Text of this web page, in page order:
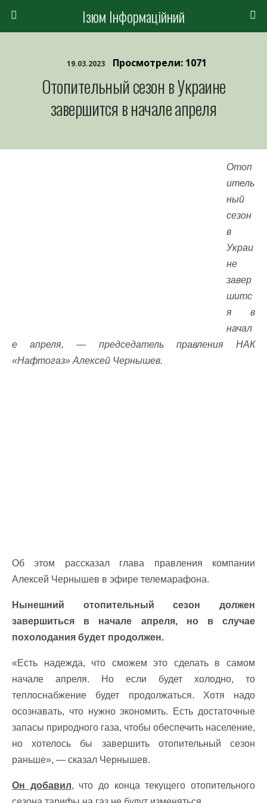
Ізюм Інформаційний
19.03.2023 Просмотрели: 1071
Отопительный сезон в Украине
завершится в начале апреля
Отоп
итель
ный
сезон
в
Украи
не
завер
шитс
я в
начал
е апреля, — председатель правления НАК
«Нафтогаз» Алексей Чернышев.
Об этом рассказал глава правления компании
Алексей Чернышев в эфире телемарафона.
Нынешний отопительный сезон должен
завершиться в начале апреля, но в случае
похолодания будет продолжен.
«Есть надежда, что сможем это сделать в самом
начале апреля. Но если будет холодно, то
теплоснабжение будет продолжаться. Хотя надо
осознавать, что нужно экономить. Есть достаточные
запасы природного газа, чтобы обеспечить население,
но хотелось бы завершить отопительный сезон
раньше», — сказал Чернышев.
Он добавил, что до конца текущего отопительного